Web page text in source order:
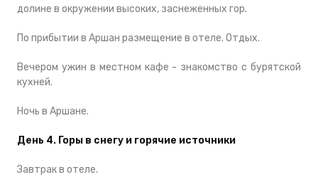
долине в окружении высоких, заснеженных гор.
По прибытии в Аршан размещение в отеле. Отдых.
Вечером ужин в местном кафе - знакомство с бурятской
кухней.
Ночь в Аршане.
День 4. Горы в снегу и горячие источники
Завтрак в отеле.